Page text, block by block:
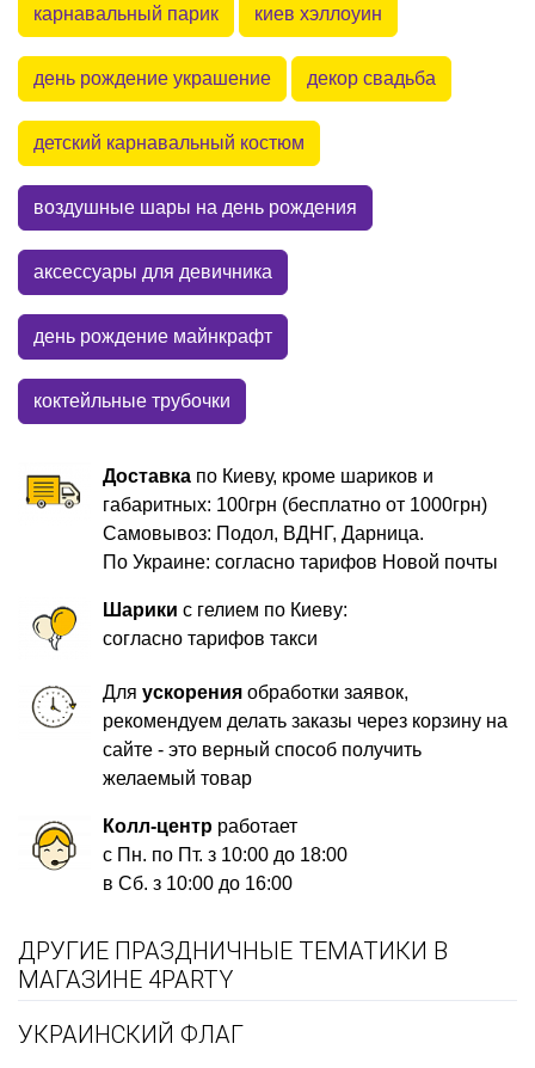
карнавальный парик киев хэллоуин
день рождение украшение декор свадьба
детский карнавальный костюм
воздушные шары на день рождения
аксессуары для девичника
день рождение майнкрафт
коктейльные трубочки
Доставка по Киеву, кроме шариков и
габаритных: 100грн (бесплатно от 1000грн)
Самовывоз: Подол, ВДНГ, Дарница.
По Украине: согласно тарифов Новой почты
Шарики с гелием по Киеву:
согласно тарифов такси
Дляускорения обработки заявок,
рекомендуем делать заказы через корзину на
сайте - это верный способ получить
желаемый товар
Колл-центр работает
с Пн. по Пт. з 10:00 до 18:00
в Сб. з 10:00 до 16:00
ДРУГИЕ ПРАЗДНИЧНЫЕ ТЕМАТИКИ В
МАГАЗИНЕ 4PARTY
УКРАИНСКИЙ ФЛАГ